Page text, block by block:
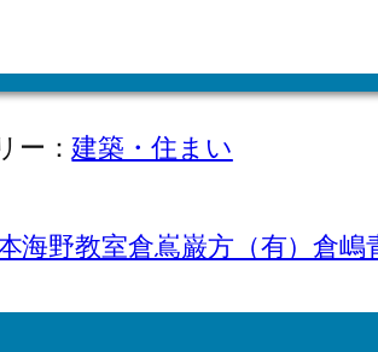
ー：建築・住まい
海野教室倉嶌巌方（有）倉嶋